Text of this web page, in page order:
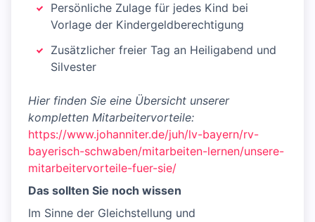
Persönliche Zulage für jedes Kind bei
Vorlage der Kindergeldberechtigung
Zusätzlicher freier Tag an Heiligabend und
Silvester
Hier finden Sie eine Übersicht unserer
kompletten Mitarbeitervorteile:
https://www.johanniter.de/juh/lv-bayern/rv-
bayerisch-schwaben/mitarbeiten-lernen/unsere-
mitarbeitervorteile-fuer-sie/
Das sollten Sie noch wissen
Im Sinne der Gleichstellung und